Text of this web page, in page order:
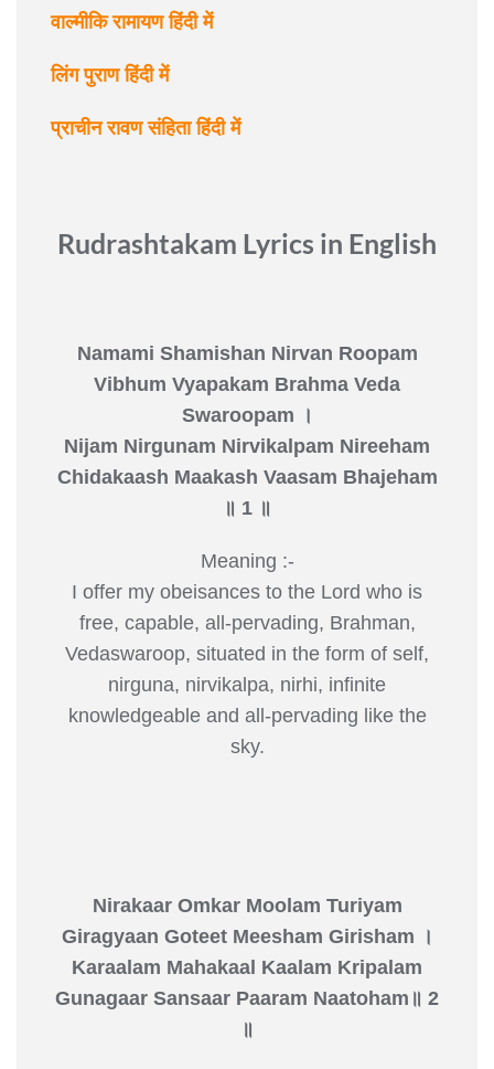
वाल्मीकि रामायण हिंदी में
लिंग पुराण हिंदी में
प्राचीन रावण संहिता हिंदी में
Rudrashtakam Lyrics in English
Namami Shamishan Nirvan Roopam
Vibhum Vyapakam Brahma Veda
Swaroopam ।
Nijam Nirgunam Nirvikalpam Nireeham
Chidakaash Maakash Vaasam Bhajeham
॥ 1 ॥
Meaning :-
I offer my obeisances to the Lord who is
free, capable, all-pervading, Brahman,
Vedaswaroop, situated in the form of self,
nirguna, nirvikalpa, nirhi, infinite
knowledgeable and all-pervading like the
sky.
Nirakaar Omkar Moolam Turiyam
Giragyaan Goteet Meesham Girisham ।
Karaalam Mahakaal Kaalam Kripalam
Gunagaar Sansaar Paaram Naatoham॥ 2
॥